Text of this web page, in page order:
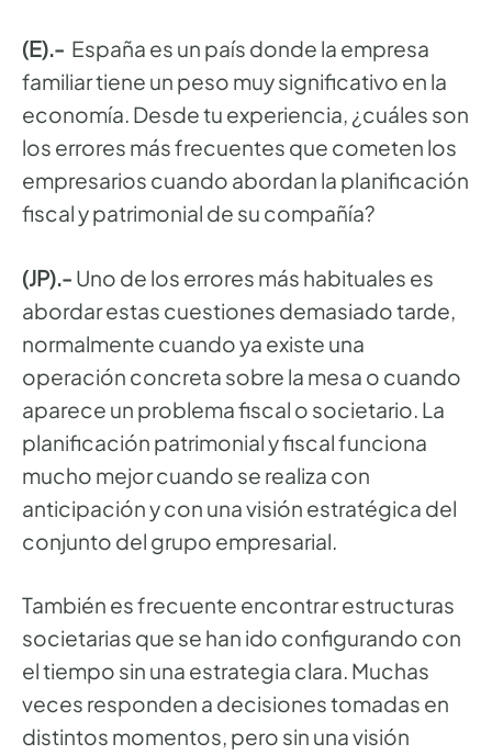
(E).- España es un país donde la empresa
familiar tiene un peso muy significativo en la
economía. Desde tu experiencia, ¿cuáles son
los errores más frecuentes que cometen los
empresarios cuando abordan la planificación
fiscal y patrimonial de su compañía?
(JP).- Uno de los errores más habituales es
abordar estas cuestiones demasiado tarde,
normalmente cuando ya existe una
operación concreta sobre la mesa o cuando
aparece un problema fiscal o societario. La
planificación patrimonial y fiscal funciona
mucho mejor cuando se realiza con
anticipación y con una visión estratégica del
conjunto del grupo empresarial.
También es frecuente encontrar estructuras
societarias que se han ido configurando con
el tiempo sin una estrategia clara. Muchas
veces responden a decisiones tomadas en
distintos momentos, pero sin una visión